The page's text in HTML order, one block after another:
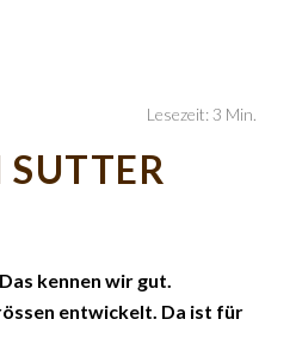
Lesezeit: 3 Min.
kennen wir gut.
entwickelt. Da ist für